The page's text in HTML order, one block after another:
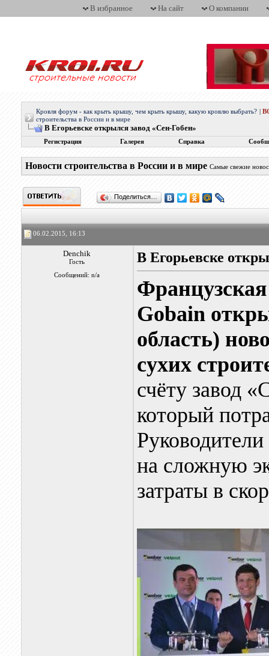
В избранное На сайт О компании
Кровля форум - как крыть крышу, чем крыть крышу, какую кровлю выбрать?
строительства в России и в мире
В Егорьевске открылся завод «Сен-Гобен»
Регистрация Галерея Справка
Новости строительства в России и в мире Самые свежие
Поделиться…
06.02.2015, 16:13
Denchik
Гость
Сообщений: n/a
В Егорьевске
Gobain
область)
сухих
счёту завод
который
на сложную
затраты в